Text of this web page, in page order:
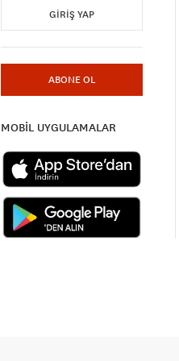
GIRIŞ YAP
ABONE OL
MOBİL UYGULAMALAR